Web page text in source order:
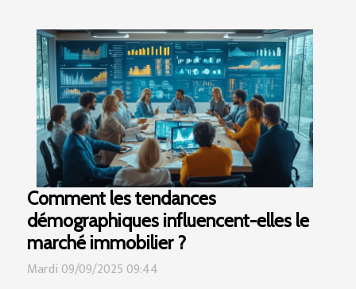
Comment les tendances
démographiques influencent-elles le
marché immobilier ?
Mardi 09/09/2025 09:44